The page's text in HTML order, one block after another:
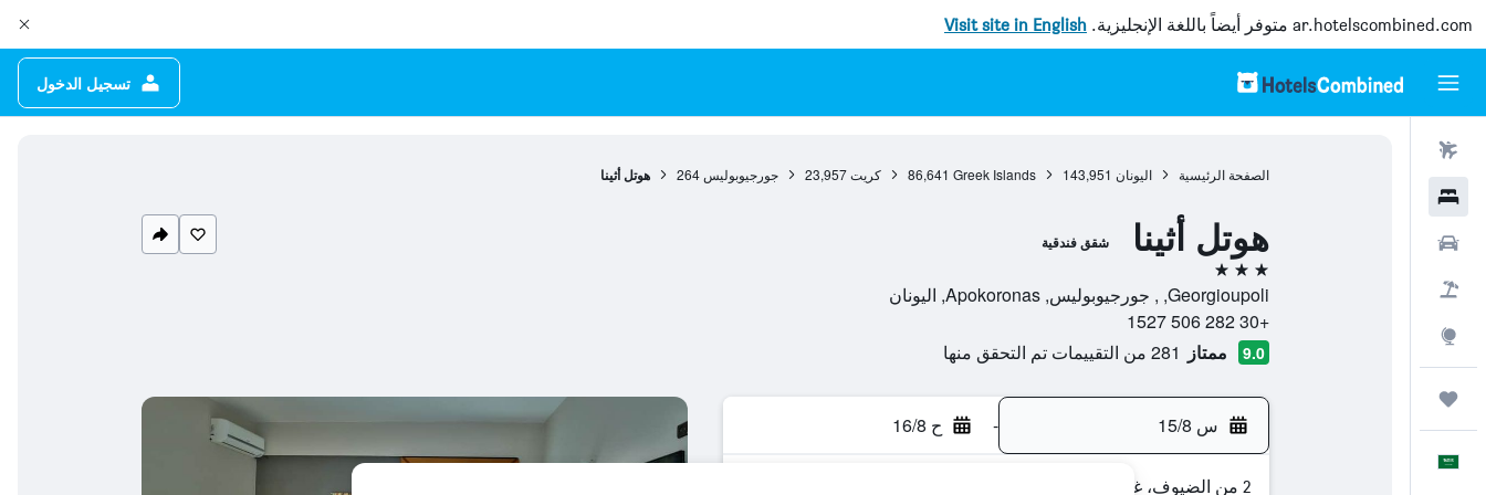
ar.hotelscombined.com متوفر أيضاً باللغة الإنجليزية. Visit site in English
تسجيل الدخول
الصفحة الرئيسية اليونان 143,951
Greek Islands
86,641 كريت 23,957 جورجيوبوليس 264 هوتل أثينا
هوتل أثينا شقق فندقية
3 نجوم
Georgioupoli, , جورجيوبوليس, Apokoronas, اليونان
+30 282 506 1527
9.0 ممتاز 281 من التقييمات تم التحقق منها
س 15/8 - ح 16/8
2 من الضيوف، غرفة واحدة